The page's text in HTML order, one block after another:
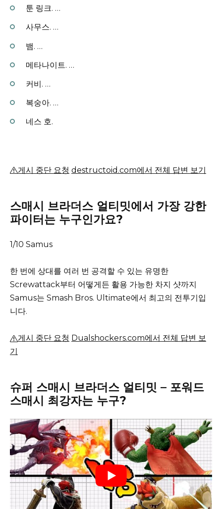
툰 링크. …
사무스. …
뱀. …
메타나이트. …
커비. …
복숭아. …
네스 호.
게시 중단 요청 destructoid.com에서 전체 답변 보기
스매시 브라더스 얼티밋에서 가장 강한
파이터는 누구인가요?
1/10 Samus
한 번에 상대를 여러 번 공격할 수 있는 유명한
Screwattack부터 어떻게든 활용 가능한 차지 샷까지
Samus는 Smash Bros. Ultimate에서 최고의 전투기입
니다.
게시 중단 요청 Dualshockers.com에서 전체 답변 보
기
슈퍼 스매시 브라더스 얼티밋 – 포워드
스매시 최강자는 누구?